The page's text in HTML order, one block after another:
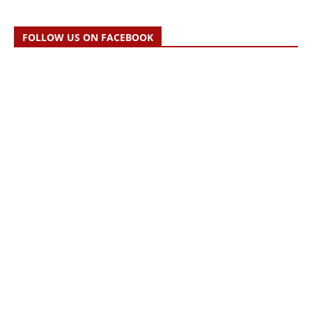
FOLLOW US ON FACEBOOK